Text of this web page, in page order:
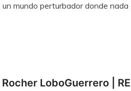
mundo perturbador donde nada
LoboGuerrero |